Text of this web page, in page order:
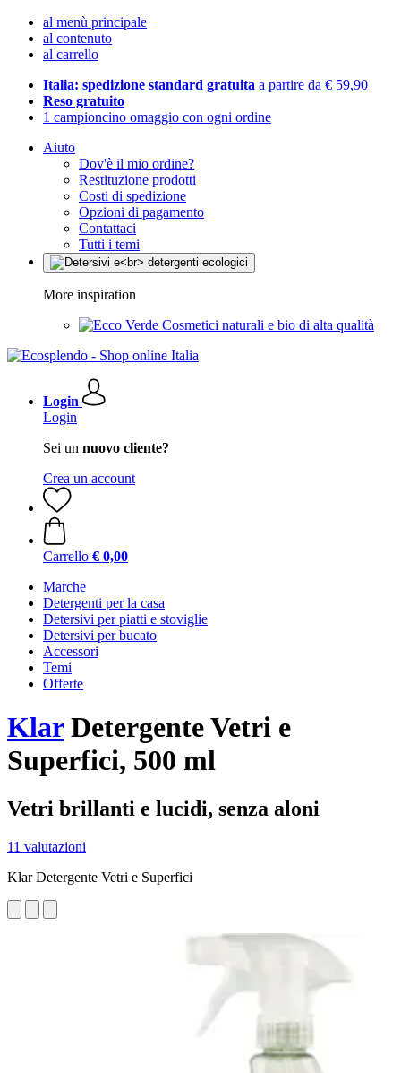
al menù principale
al contenuto
al carrello
Italia: spedizione standard gratuita a partire da € 59,90
Reso gratuito
1 campioncino omaggio con ogni ordine
Aiuto
Dov'è il mio ordine?
Restituzione prodotti
Costi di spedizione
Opzioni di pagamento
Contattaci
Tutti i temi
More inspiration
Cosmetici naturali e bio di alta qualità
Login
Login
Sei un nuovo cliente?
Crea un account
Carrello € 0,00
Marche
Detergenti per la casa
Detersivi per piatti e stoviglie
Detersivi per bucato
Accessori
Temi
Offerte
KlarDetergente Vetri e
Superfici, 500 ml
Vetri brillanti e lucidi, senza aloni
11 valutazioni
Klar Detergente Vetri e Superfici